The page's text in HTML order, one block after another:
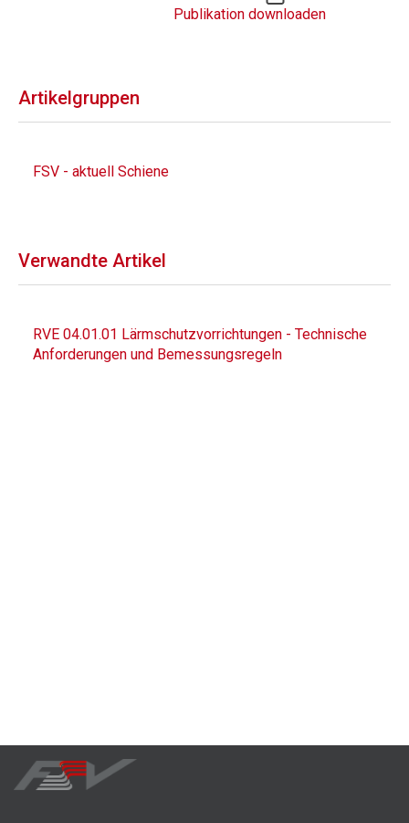
Publikation downloaden
Artikelgruppen
FSV - aktuell Schiene
Verwandte Artikel
RVE 04.01.01 Lärmschutzvorrichtungen - Technische
Anforderungen und Bemessungsregeln